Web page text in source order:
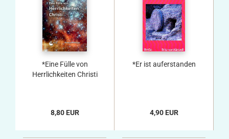
*Eine Fülle von
Herrlichkeiten Christi
8,80 EUR
*Er ist auferstanden
4,90 EUR